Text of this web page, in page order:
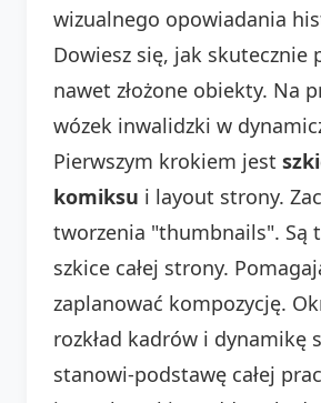
wizualnego opowiadania
Dowiesz się, jak skutecznie
nawet złożone obiekty. Na
wózek inwalidzki w
Pierwszym krokiem jest
komiksu i layout strony.
tworzenia "thumbnails". Są
szkice całej strony.
zaplanować kompozycję.
rozkład kadrów i dynamikę
stanowi-podstawę całej